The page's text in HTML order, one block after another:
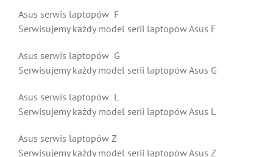
Asus serwis laptopów F
Serwisujemy każdy model serii laptopów Asus F
Asus serwis laptopów G
Serwisujemy każdy model serii laptopów Asus G
Asus serwis laptopów L
Serwisujemy każdy model serii laptopów Asus L
Asus serwis laptopów Z
Serwisujemy każdy model serii laptopów Asus Z